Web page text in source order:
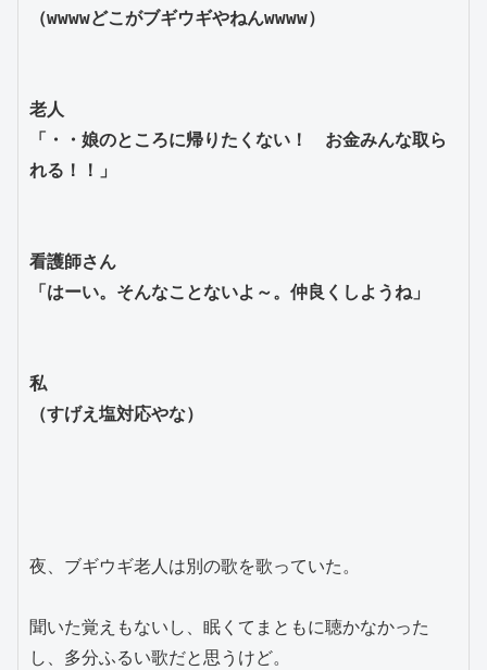
（wwwwどこがブギウギやねんwwww）
老人
「・・娘のところに帰りたくない！　お金みんな取ら
れる！！」
看護師さん
「はーい。そんなことないよ～。仲良くしようね」
私
（すげえ塩対応やな）
夜、ブギウギ老人は別の歌を歌っていた。
聞いた覚えもないし、眠くてまともに聴かなかった
し、多分ふるい歌だと思うけど。